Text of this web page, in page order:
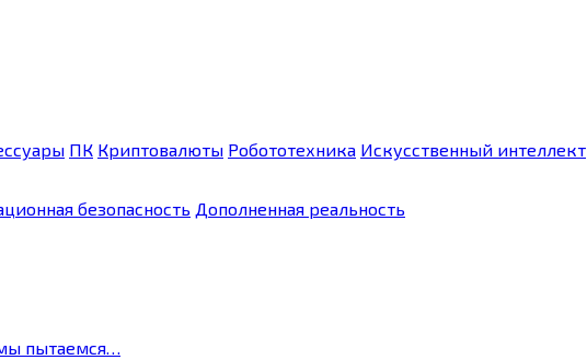
ПК Криптовалюты Робототехника Искусственный интеллект
безопасность Дополненная реальность
пытаемся…